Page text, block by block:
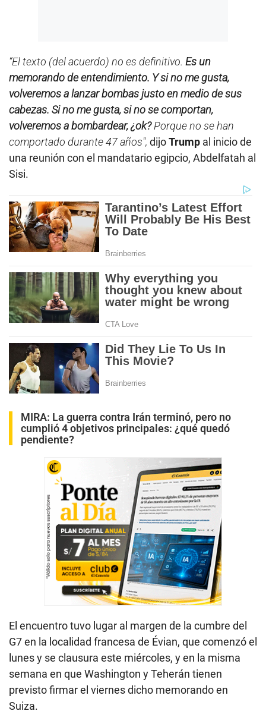
“El texto (del acuerdo) no es definitivo. Es un
memorando de entendimiento. Y si no me gusta,
volveremos a lanzar bombas justo en medio de sus
cabezas. Si no me gusta, si no se comportan,
volveremos a bombardear, ¿ok?Porque no se han
comportado durante 47 años", dijoTrump al inicio de
una reunión con el mandatario egipcio, Abdelfatah al
Sisi.
MIRA: La guerra contra Irán terminó, pero no
cumplió 4 objetivos principales: ¿qué quedó
pendiente?
El encuentro tuvo lugar al margen de la cumbre del
G7 en la localidad francesa de Évian, que comenzó el
lunes y se clausura este miércoles, y en la misma
semana en que Washington y Teherán tienen
previsto firmar el viernes dicho memorando en
Suiza.